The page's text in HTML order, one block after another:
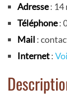
Adresse: 14
Téléphone:
Mail :
Internet: